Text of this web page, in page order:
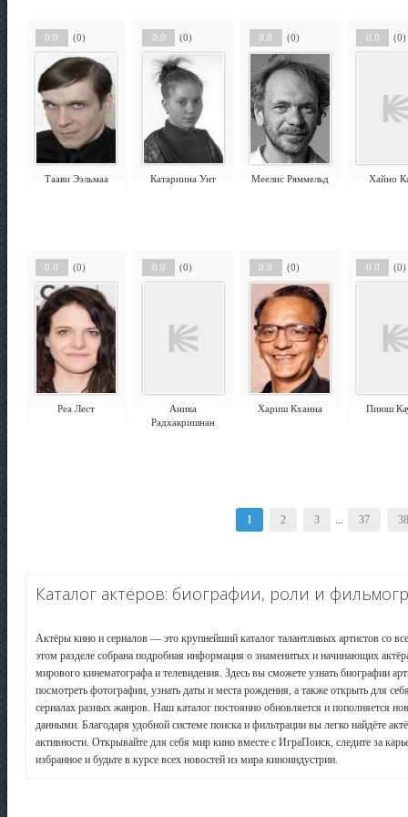
0.0 (0)
Таави Ээльмаа
0.0 (0)
Катариина Унт
0.0 (0)
Меелис Ряммельд
0.0 (0)
Хайно
0.0 (0)
Реа Лест
0.0 (0)
Аника
Радхакришнан
0.0 (0)
Хариш Кханна
0.0 (0)
Пиюш
1 2 3 ... 37 38
Каталог актёров: биографии, роли и
Актёры кино и сериалов — это крупнейший каталог талантливых артистов со
этом разделе собрана подробная информация о знаменитых и начинающих
мирового кинематографа и телевидения. Здесь вы сможете узнать биографии
посмотреть фотографии, узнать даты и места рождения, а также открыть для
сериалах разных жанров. Наш каталог постоянно обновляется и пополняется
данными. Благодаря удобной системе поиска и фильтрации вы легко найдёте
активности. Открывайте для себя мир кино вместе с ИграПоиск, следите за
избранное и будьте в курсе всех новостей из мира киноиндустрии.